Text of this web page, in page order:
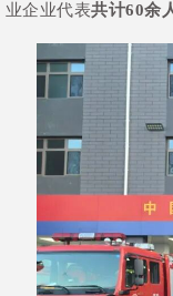
业企业代表共计60余